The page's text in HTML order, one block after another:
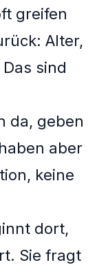
greifen
Alter,
sind
da, geben
aber
keine
dort,
Sie fragt